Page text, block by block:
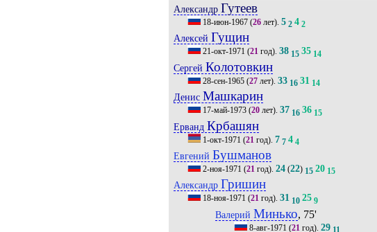
Александр Гутеев
18-июн-1967 (26 лет).5 2 4 2
АлексейГущин
21-окт-1971 (21 год).38 15 35 14
Сергей Колотовкин
28-сен-1965 (27 лет).33 16 31 14
Денис Машкарин
17-май-1973 (20 лет).37 16 36 15
Ерванд Крбашян
1-окт-1971 (21 год).7 7 4 4
Евгений Бушманов
2-ноя-1971 (21 год).24 (22) 15 20 15
АлександрГришин
18-ноя-1971 (21 год).31 10 25 9
Валерий Минько, 75'
8-авг-1971 (21 год). 29 11